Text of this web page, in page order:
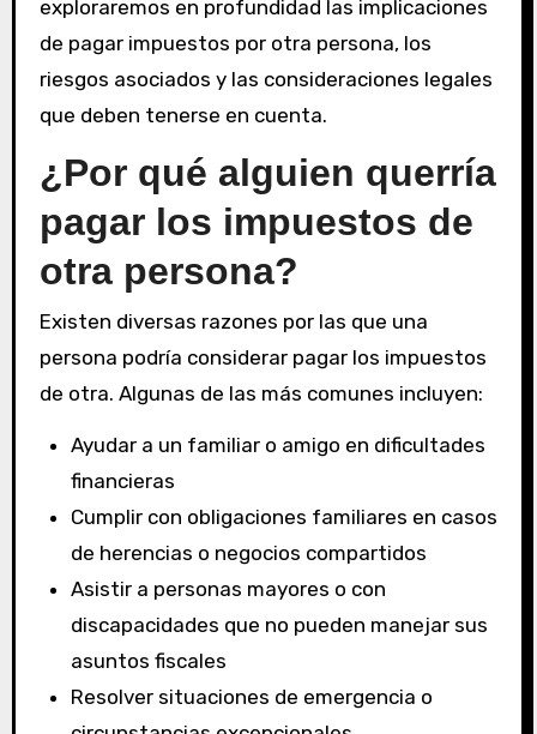
exploraremos en profundidad las implicaciones
de pagar impuestos por otra persona, los
riesgos asociados y las consideraciones legales
que deben tenerse en cuenta.
¿Por qué alguien querría
pagar los impuestos de
otra persona?
Existen diversas razones por las que una
persona podría considerar pagar los impuestos
de otra. Algunas de las más comunes incluyen:
Ayudar a un familiar o amigo en dificultades
financieras
Cumplir con obligaciones familiares en casos
de herencias o negocios compartidos
Asistir a personas mayores o con
discapacidades que no pueden manejar sus
asuntos fiscales
Resolver situaciones de emergencia o